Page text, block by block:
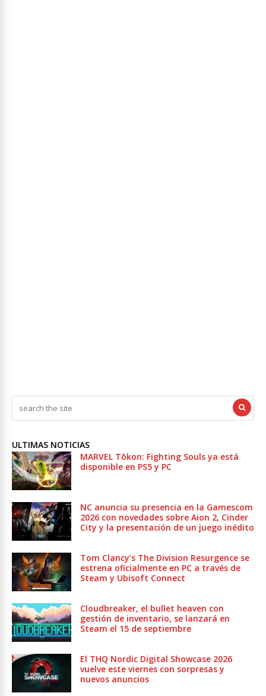
ULTIMAS NOTICIAS
MARVEL Tōkon: Fighting Souls ya está
disponible en PS5 y PC
NC anuncia su presencia en la Gamescom
2026 con novedades sobre Aion 2, Cinder
City y la presentación de un juego inédito
Tom Clancy’s The Division Resurgence se
estrena oficialmente en PC a través de
Steam y Ubisoft Connect
Cloudbreaker, el bullet heaven con
gestión de inventario, se lanzará en
Steam el 15 de septiembre
El THQ Nordic Digital Showcase 2026
vuelve este viernes con sorpresas y
nuevos anuncios